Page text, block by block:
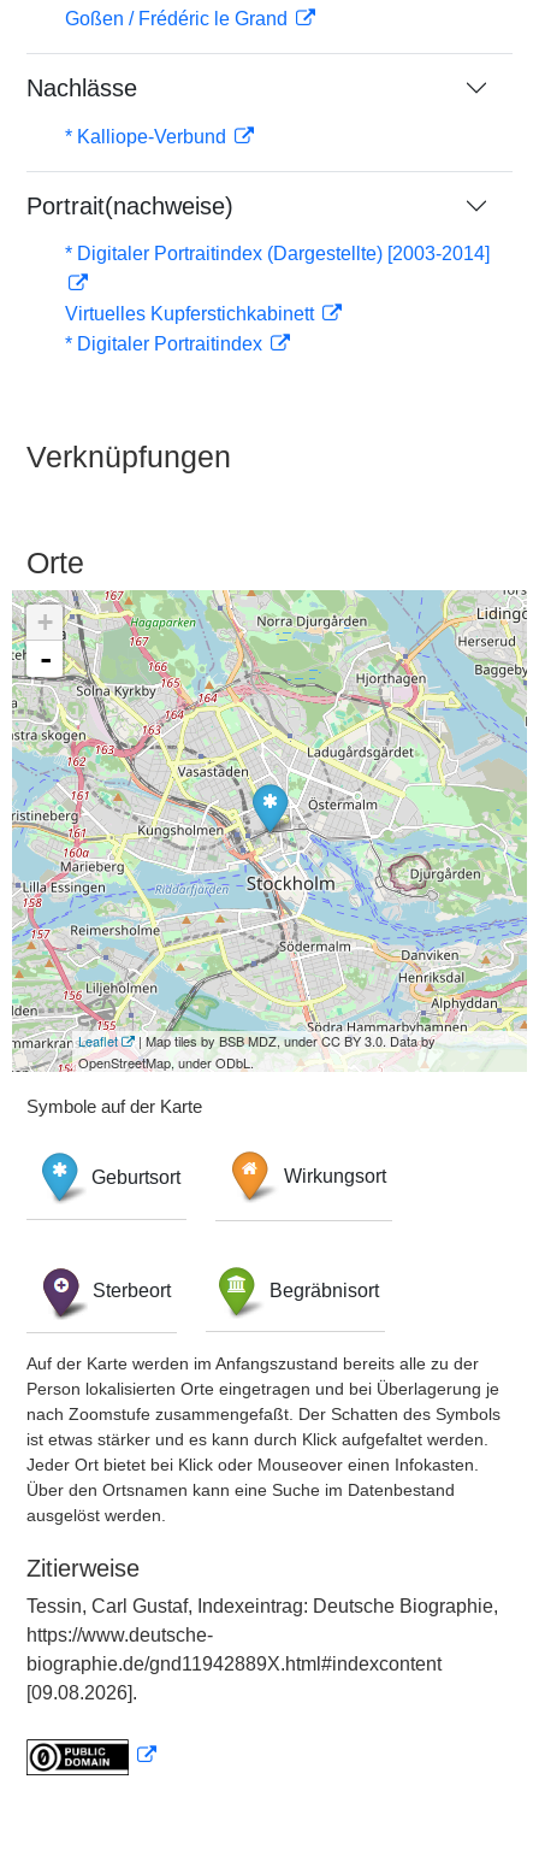
Goßen / Frédéric le Grand
Nachlässe
* Kalliope-Verbund
Portrait(nachweise)
* Digitaler Portraitindex (Dargestellte) [2003-2014]
Virtuelles Kupferstichkabinett
* Digitaler Portraitindex
Verknüpfungen
Orte
+
-
Leaflet
| Map tiles by BSB MDZ, under CC BY 3.0. Data by
OpenStreetMap, under ODbL.
Symbole auf der Karte
Geburtsort Wirkungsort
Sterbeort Begräbnisort
Auf der Karte werden im Anfangszustand bereits alle zu der
Person lokalisierten Orte eingetragen und bei Überlagerung je
nach Zoomstufe zusammengefaßt. Der Schatten des Symbols
ist etwas stärker und es kann durch Klick aufgefaltet werden.
Jeder Ort bietet bei Klick oder Mouseover einen Infokasten.
Über den Ortsnamen kann eine Suche im Datenbestand
ausgelöst werden.
Zitierweise
Tessin, Carl Gustaf, Indexeintrag: Deutsche Biographie,
https://www.deutsche-
biographie.de/gnd11942889X.html#indexcontent
[09.08.2026].